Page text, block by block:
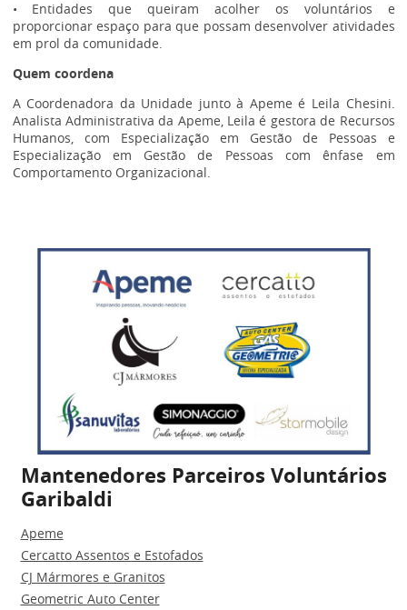
• Entidades que queiram acolher os voluntários e
proporcionar espaço para que possam desenvolver atividades
em prol da comunidade.
Quem coordena
A Coordenadora da Unidade junto à Apeme é Leila Chesini.
Analista Administrativa da Apeme, Leila é gestora de Recursos
Humanos, com Especialização em Gestão de Pessoas e
Especialização em Gestão de Pessoas com ênfase em
Comportamento Organizacional.
Mantenedores Parceiros Voluntários
Garibaldi
Apeme
Cercatto Assentos e Estofados
CJ Mármores e Granitos
Geometric Auto Center